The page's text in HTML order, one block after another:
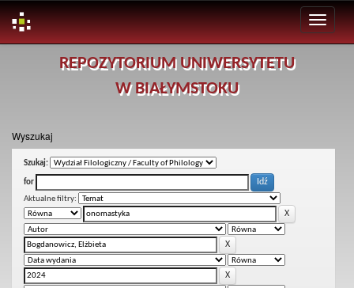
REPOZYTORIUM UNIWERSYTETU
W BIAŁYMSTOKU
Wyszukaj
Szukaj:
for
Aktualne filtry: